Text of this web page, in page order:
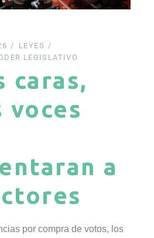
LEYES
LEGISLATIVO
caras,
voces
a
por compra de votos, los